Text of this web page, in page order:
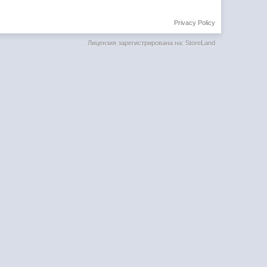
Privacy Policy
Лицензия зарегистрирована на: StoreLand